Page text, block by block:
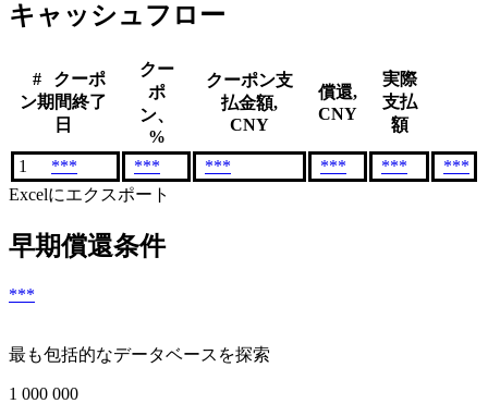
キャッシュフロー
#
クーポ
ン期間終了
日
クー
ポ
ン、
%
クーポン支
払金額,
CNY
償還,
CNY
実際
支払
額
1 *** *** *** *** ***
***
Excelにエクスポート
早期償還条件
***
最も包括的なデータベースを探索
1 000 000